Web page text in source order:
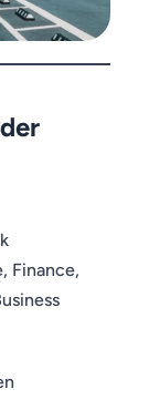
Finance,